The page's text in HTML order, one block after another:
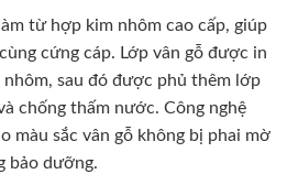
từ hợp kim nhôm cao cấp, giúp
cứng cáp. Lớp vân gỗ được in
nhôm, sau đó được phủ thêm lớp
chống thấm nước. Công nghệ
màu sắc vân gỗ không bị phai mờ
bảo dưỡng.